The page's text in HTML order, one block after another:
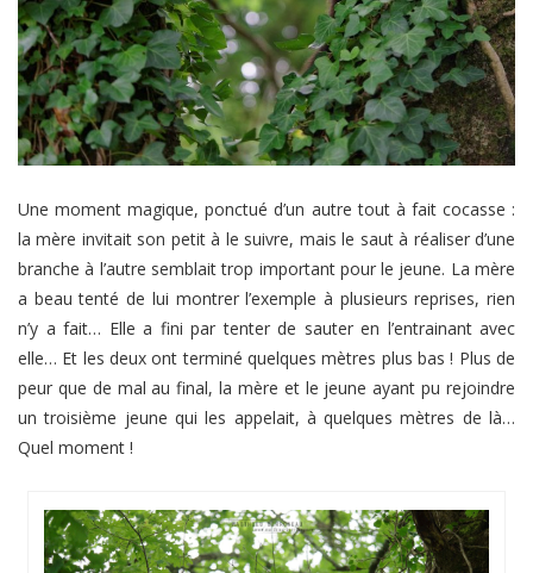
Une moment magique, ponctué d’un autre tout à fait cocasse :
la mère invitait son petit à le suivre, mais le saut à réaliser d’une
branche à l’autre semblait trop important pour le jeune. La mère
a beau tenté de lui montrer l’exemple à plusieurs reprises, rien
n’y a fait… Elle a fini par tenter de sauter en l’entrainant avec
elle… Et les deux ont terminé quelques mètres plus bas ! Plus de
peur que de mal au final, la mère et le jeune ayant pu rejoindre
un troisième jeune qui les appelait, à quelques mètres de là…
Quel moment !